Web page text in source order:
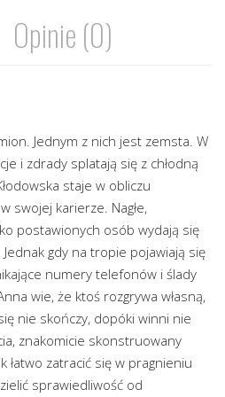
Opinie (0)
Jednym z nich jest zemsta. W
i zdrady splatają się z chłodną
staje w obliczu
swojej karierze. Nagłe,
postawionych osób wydają się
gdy na tropie pojawiają się
numery telefonów i ślady
wie, że ktoś rozgrywa własną,
nie skończy, dopóki winni nie
znakomicie skonstruowany
łatwo zatracić się w pragnieniu
sprawiedliwość od